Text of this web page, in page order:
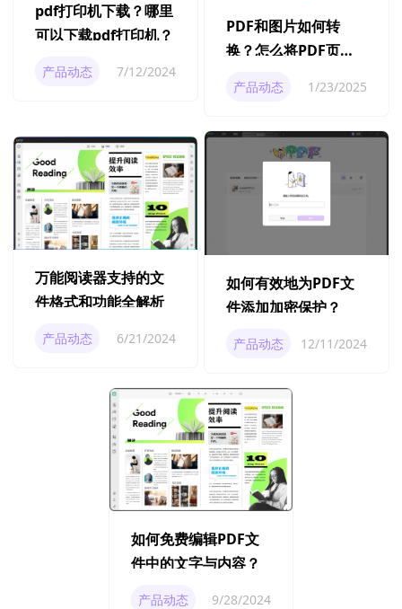
pdf打印机下载？哪里
可以下载pdf打印机？
产品动态 7/12/2024
PDF和图片如何转
换？怎么将PDF页面
产品动态 1/23/2025
万能阅读器支持的文
件格式和功能全解析
产品动态 6/21/2024
如何有效地为PDF文
件添加加密保护？
产品动态 12/11/2024
如何免费编辑PDF文
件中的文字与内容？
产品动态 9/28/2024